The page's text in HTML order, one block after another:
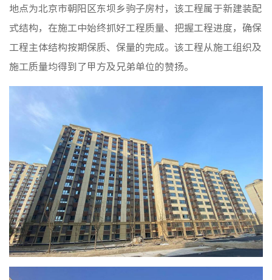
基础设
设计咨
材料集
文化理
文化业
品牌理
地点为北京市朝阳区东坝乡驹子房村，该工程属于新建装配
式结构，在施工中始终抓好工程质量、把握工程进度，确保
工程主体结构按期保质、保量的完成。该工程从施工组织及
施工质量均得到了甲方及兄弟单位的赞扬。